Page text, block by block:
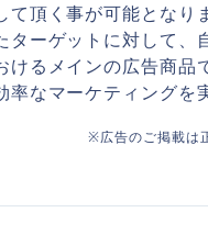
て頂く事が可能となり
ターゲットに対して
けるメインの広告商
率なマーケティングを
※広告のご掲載は